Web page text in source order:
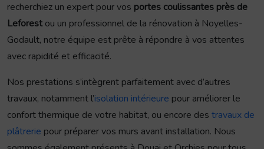
recherchiez un expert pour vos portes coulissantes près de
Leforest ou un professionnel de la rénovation à Noyelles-
Godault, notre équipe est prête à répondre à vos attentes
avec rapidité et efficacité.
Nos prestations s’intègrent parfaitement avec d’autres
travaux, notamment l’isolation intérieure pour améliorer le
confort thermique de votre habitat, ou encore des travaux de
plâtrerie pour préparer vos murs avant installation. Nous